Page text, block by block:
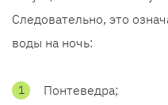
Следовательно, это
воды на ночь:
Понтеведра;